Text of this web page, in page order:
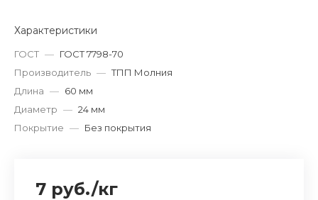
Характеристики
ГОСТ — ГОСТ 7798-70
Производитель — ТПП Молния
Длина — 60 мм
Диаметр — 24 мм
Покрытие — Без покрытия
7 руб./кг